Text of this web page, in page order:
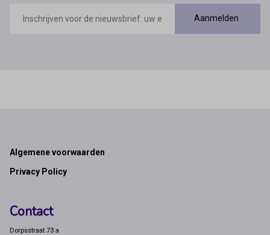
mailadres
Aanmelden
Footer
Algemene voorwaarden
Privacy Policy
Contact
Dorpsstraat 73 a